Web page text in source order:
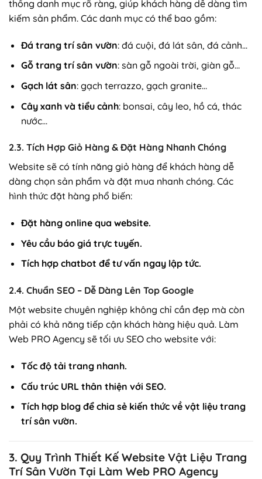
thống danh mục rõ ràng, giúp khách hàng dễ dàng tìm
kiếm sản phẩm. Các danh mục có thể bao gồm:
Đá trang trí sân vườn: đá cuội, đá lát sân, đá cảnh…
Gỗ trang trí sân vườn: sàn gỗ ngoài trời, giàn gỗ…
Gạch lát sân: gạch terrazzo, gạch granite…
Cây xanh và tiểu cảnh: bonsai, cây leo, hồ cá, thác
nước…
2.3. Tích Hợp Giỏ Hàng & Đặt Hàng Nhanh Chóng
Website sẽ có tính năng giỏ hàng để khách hàng dễ
dàng chọn sản phẩm và đặt mua nhanh chóng. Các
hình thức đặt hàng phổ biến:
Đặt hàng online qua website.
Yêu cầu báo giá trực tuyến.
Tích hợp chatbot để tư vấn ngay lập tức.
2.4. Chuẩn SEO – Dễ Dàng Lên Top Google
Một website chuyên nghiệp không chỉ cần đẹp mà còn
phải có khả năng tiếp cận khách hàng hiệu quả. Làm
Web PRO Agency sẽ tối ưu SEO cho website với:
Tốc độ tải trang nhanh.
Cấu trúc URL thân thiện với SEO.
Tích hợp blog để chia sẻ kiến thức về vật liệu trang
trí sân vườn.
3. Quy Trình Thiết Kế Website Vật Liệu Trang
Trí Sân Vườn Tại Làm Web PRO Agency